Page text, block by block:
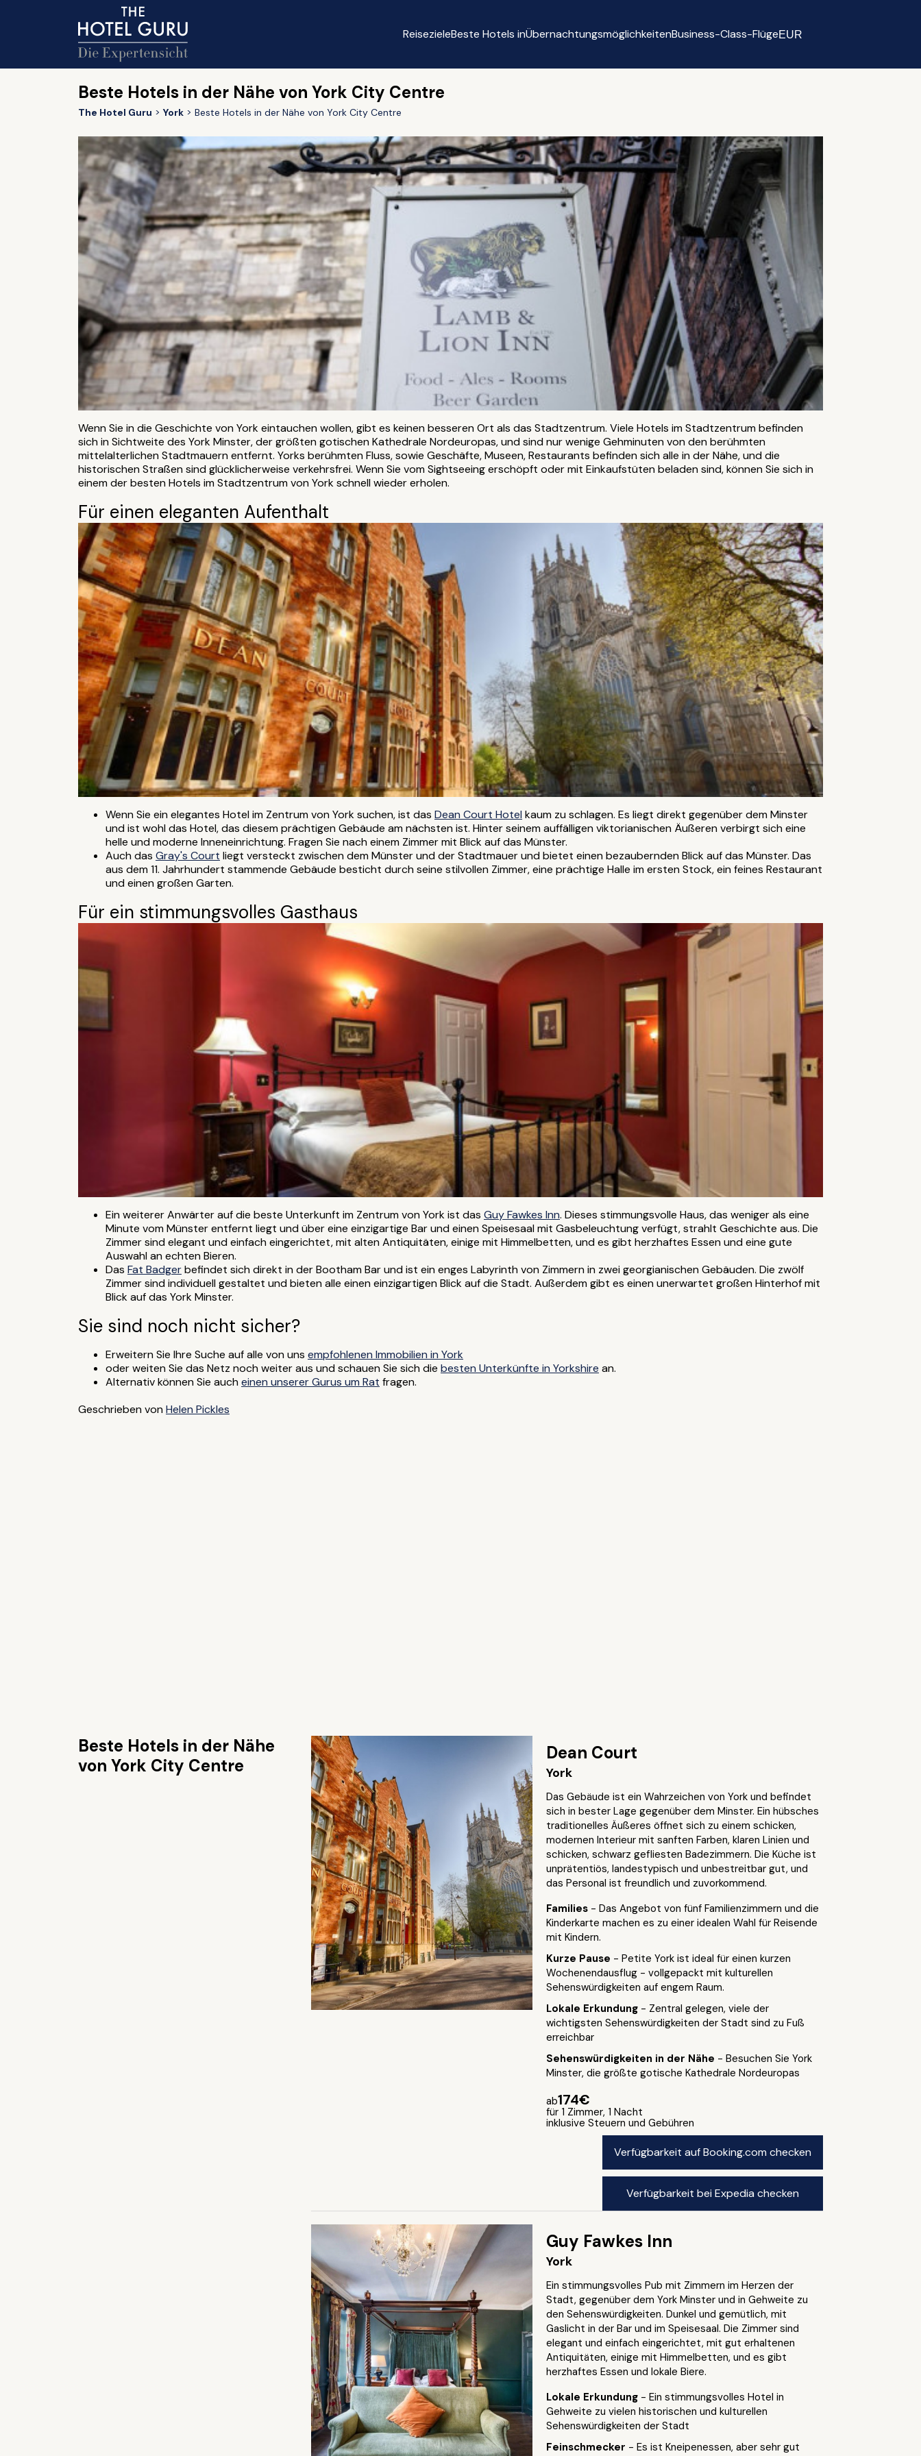
ReisezieleBeste Hotels inÜbernachtungsmöglichkeitenBusiness-Class-FlügeEUR
Beste Hotels in der Nähe von York City Centre
The Hotel Guru York Beste Hotels in der Nähe von York City Centre
Wenn Sie in die Geschichte von York eintauchen wollen, gibt es keinen besseren Ort als das Stadtzentrum. Viele Hotels im Stadtzentrum befinden
sich in Sichtweite des York Minster, der größten gotischen Kathedrale Nordeuropas, und sind nur wenige Gehminuten von den berühmten
mittelalterlichen Stadtmauern entfernt. Yorks berühmten Fluss, sowie Geschäfte, Museen, Restaurants befinden sich alle in der Nähe, und die
historischen Straßen sind glücklicherweise verkehrsfrei. Wenn Sie vom Sightseeing erschöpft oder mit Einkaufstüten beladen sind, können Sie sich in
einem der besten Hotels im Stadtzentrum von York schnell wieder erholen.
Für einen eleganten Aufenthalt
Wenn Sie ein elegantes Hotel im Zentrum von York suchen, ist das Dean Court Hotel kaum zu schlagen. Es liegt direkt gegenüber dem Minster
und ist wohl das Hotel, das diesem prächtigen Gebäude am nächsten ist. Hinter seinem auffälligen viktorianischen Äußeren verbirgt sich eine
helle und moderne Inneneinrichtung. Fragen Sie nach einem Zimmer mit Blick auf das Münster.
Auch das Gray's Court liegt versteckt zwischen dem Münster und der Stadtmauer und bietet einen bezaubernden Blick auf das Münster. Das
aus dem 11. Jahrhundert stammende Gebäude besticht durch seine stilvollen Zimmer, eine prächtige Halle im ersten Stock, ein feines Restaurant
und einen großen Garten.
Für ein stimmungsvolles Gasthaus
Ein weiterer Anwärter auf die beste Unterkunft im Zentrum von York ist das Guy Fawkes Inn. Dieses stimmungsvolle Haus, das weniger als eine
Minute vom Münster entfernt liegt und über eine einzigartige Bar und einen Speisesaal mit Gasbeleuchtung verfügt, strahlt Geschichte aus. Die
Zimmer sind elegant und einfach eingerichtet, mit alten Antiquitäten, einige mit Himmelbetten, und es gibt herzhaftes Essen und eine gute
Auswahl an echten Bieren.
Das Fat Badgerbefindet sich direkt in der Bootham Bar und ist ein enges Labyrinth von Zimmern in zwei georgianischen Gebäuden. Die zwölf
Zimmer sind individuell gestaltet und bieten alle einen einzigartigen Blick auf die Stadt. Außerdem gibt es einen unerwartet großen Hinterhof mit
Blick auf das York Minster.
Sie sind noch nicht sicher?
Erweitern Sie Ihre Suche auf alle von uns empfohlenen Immobilien in York
oder weiten Sie das Netz noch weiter aus und schauen Sie sich die besten Unterkünfte in Yorkshire an.
Alternativ können Sie aucheinen unserer Gurus um Rat fragen.
Geschrieben vonHelen Pickles
Beste Hotels in der Nähe
von York City Centre
Dean Court
York
Das Gebäude ist ein Wahrzeichen von York und befindet
sich in bester Lage gegenüber dem Minster. Ein hübsches
traditionelles Äußeres öffnet sich zu einem schicken,
modernen Interieur mit sanften Farben, klaren Linien und
schicken, schwarz gefliesten Badezimmern. Die Küche ist
unprätentiös, landestypisch und unbestreitbar gut, und
das Personal ist freundlich und zuvorkommend.
Families - Das Angebot von fünf Familienzimmern und die
Kinderkarte machen es zu einer idealen Wahl für Reisende
mit Kindern.
Kurze Pause - Petite York ist ideal für einen kurzen
Wochenendausflug - vollgepackt mit kulturellen
Sehenswürdigkeiten auf engem Raum.
Lokale Erkundung - Zentral gelegen, viele der
wichtigsten Sehenswürdigkeiten der Stadt sind zu Fuß
erreichbar
Sehenswürdigkeiten in der Nähe - Besuchen Sie York
Minster, die größte gotische Kathedrale Nordeuropas
ab174€
für 1 Zimmer, 1 Nacht
inklusive Steuern und Gebühren
Verfügbarkeit auf Booking.com checken
Verfügbarkeit bei Expedia checken
Guy Fawkes Inn
York
Ein stimmungsvolles Pub mit Zimmern im Herzen der
Stadt, gegenüber dem York Minster und in Gehweite zu
den Sehenswürdigkeiten. Dunkel und gemütlich, mit
Gaslicht in der Bar und im Speisesaal. Die Zimmer sind
elegant und einfach eingerichtet, mit gut erhaltenen
Antiquitäten, einige mit Himmelbetten, und es gibt
herzhaftes Essen und lokale Biere.
Lokale Erkundung - Ein stimmungsvolles Hotel in
Gehweite zu vielen historischen und kulturellen
Sehenswürdigkeiten der Stadt
Feinschmecker - Es ist Kneipenessen, aber sehr gut